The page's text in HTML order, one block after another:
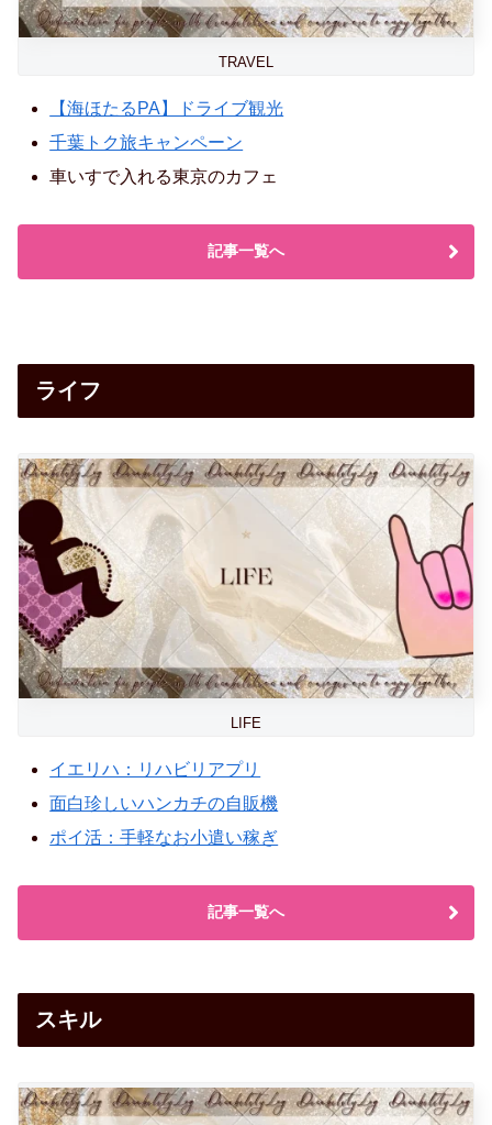
TRAVEL
【海ほたるPA】ドライブ観光
千葉トク旅キャンペーン
車いすで入れる東京のカフェ
記事一覧へ
ライフ
LIFE
イエリハ：リハビリアプリ
面白珍しいハンカチの自販機
ポイ活：手軽なお小遣い稼ぎ
記事一覧へ
スキル